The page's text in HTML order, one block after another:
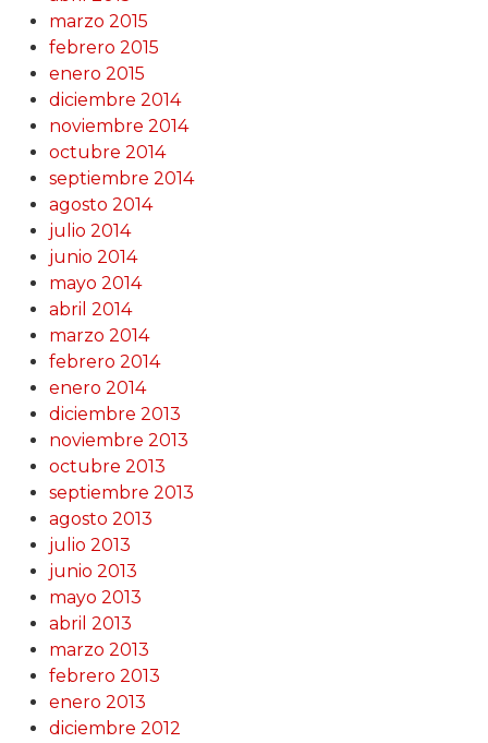
marzo 2015
febrero 2015
enero 2015
diciembre 2014
noviembre 2014
octubre 2014
septiembre 2014
agosto 2014
julio 2014
junio 2014
mayo 2014
abril 2014
marzo 2014
febrero 2014
enero 2014
diciembre 2013
noviembre 2013
octubre 2013
septiembre 2013
agosto 2013
julio 2013
junio 2013
mayo 2013
abril 2013
marzo 2013
febrero 2013
enero 2013
diciembre 2012